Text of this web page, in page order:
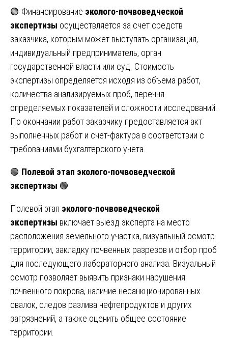
🟢 Финансирование эколого-почвоведческой
экспертизы осуществляется за счет средств
заказчика, которым может выступать организация,
индивидуальный предприниматель, орган
государственной власти или суд. Стоимость
экспертизы определяется исходя из объема работ,
количества анализируемых проб, перечня
определяемых показателей и сложности исследований.
По окончании работ заказчику предоставляется акт
выполненных работ и счет-фактура в соответствии с
требованиями бухгалтерского учета.
🟢 Полевой этап эколого-почвоведческой
экспертизы 🟢
Полевой этап эколого-почвоведческой
экспертизы включает выезд эксперта на место
расположения земельного участка, визуальный осмотр
территории, закладку почвенных разрезов и отбор проб
для последующего лабораторного анализа. Визуальный
осмотр позволяет выявить признаки нарушения
почвенного покрова, наличие несанкционированных
свалок, следов разлива нефтепродуктов и других
загрязнений, а также оценить общее состояние
территории.